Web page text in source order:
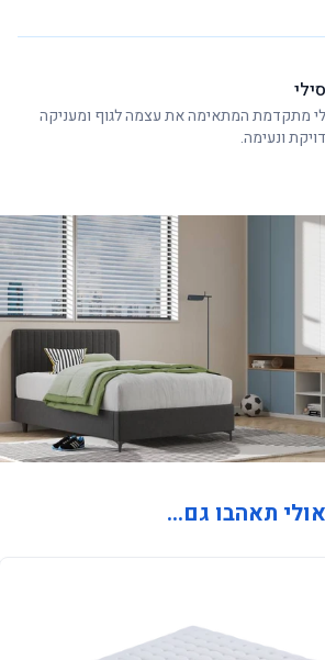
מתקדמת המתאימה את עצמה לגוף ומעניקה
ונעימה.
אולי תאהבו גם...